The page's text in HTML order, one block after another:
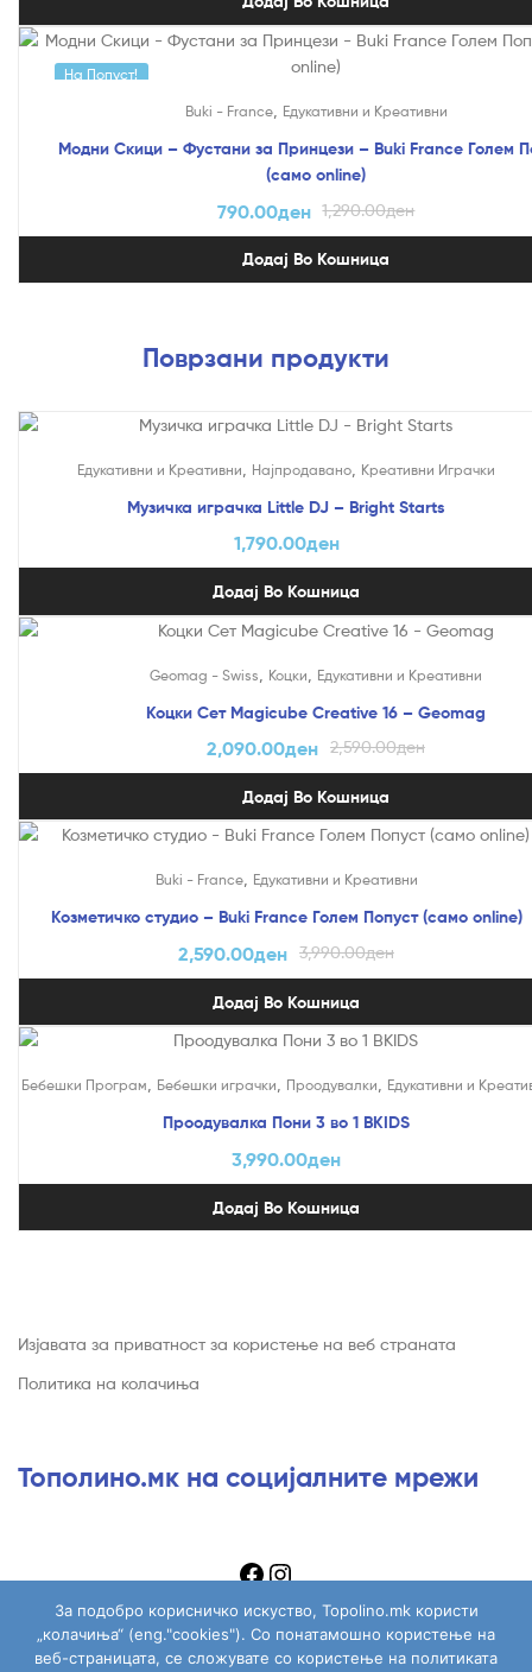
На Попуст!
Buki - France, Едукативни и Креативни
Модни Скици – Фустани за Принцези – Buki France Голем
(само online)
1,290.00ден
790.00ден
Додај Во Кошница
Поврзани продукти
Едукативни и Креативни Најпродавано Креативни Играчки
Музичка играчка Little DJ – Bright Starts
1,790.00ден
Додај Во Кошница
Geomag - Swiss Коцки Едукативни и Креативни
Коцки Сет Magicube Creative 16 – Geomag
2,590.00ден
2,090.00ден
Додај Во Кошница
Buki - France, Едукативни и Креативни
Козметичко студио – Buki France Голем Попуст (само online)
3,990.00ден
2,590.00ден
Додај Во Кошница
Бебешки Програм Бебешки играчки Проодувалки Едукативни и
Проодувалка Пони 3 во 1 BKIDS
3,990.00ден
Додај Во Кошница
Изјавата за приватност за користење на веб страната
Политика на колачиња
Тополино.мк на социјалните мрежи
За подобро корисничко искуство, Topolino.mk користи
„колачиња“ (eng."cookies"). Со понатамошно користење на
веб-страницата, се сложувате со користење на политиката